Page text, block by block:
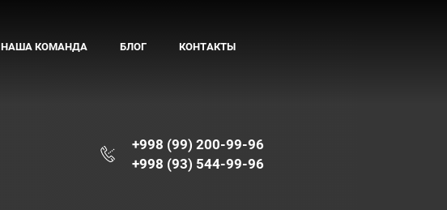
НАША КОМАНДА БЛОГ КОНТАКТЫ
+998 (99) 200-99-96
+998 (93) 544-99-96